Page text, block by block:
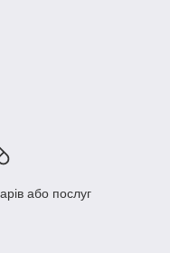
або послуг